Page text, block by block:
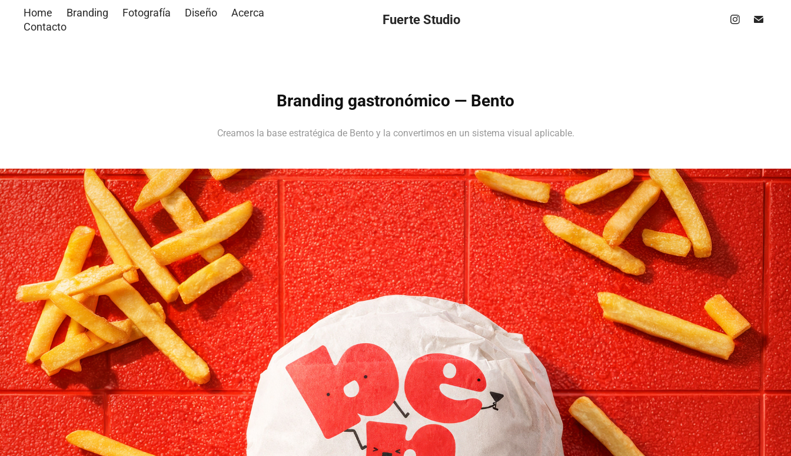
Home Branding Fotografía Diseño
Acerca
Contacto
Fuerte Studio
Branding gastronómico — Bento
Creamos la base estratégica de Bento y la convertimos en un sistema visual aplicable.